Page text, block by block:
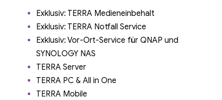
Exklusiv: TERRA Medieneinbehalt
Exklusiv: TERRA Notfall Service
Exklusiv: Vor-Ort-Service für QNAP und
SYNOLOGY NAS
TERRA Server
TERRA PC & All in One
TERRA Mobile